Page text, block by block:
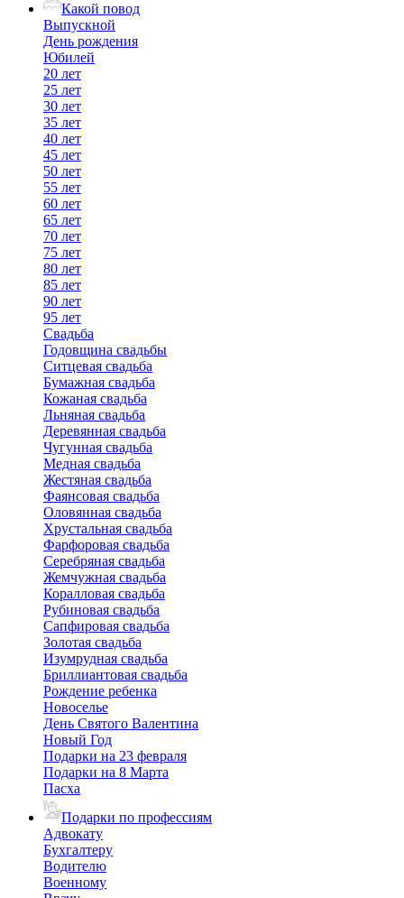
Какой повод
Выпускной
День рождения
Юбилей
20 лет
25 лет
30 лет
35 лет
40 лет
45 лет
50 лет
55 лет
60 лет
65 лет
70 лет
75 лет
80 лет
85 лет
90 лет
95 лет
Свадьба
Годовщина свадьбы
Ситцевая свадьба
Бумажная свадьба
Кожаная свадьба
Льняная свадьба
Деревянная свадьба
Чугунная свадьба
Медная свадьба
Жестяная свадьба
Фаянсовая свадьба
Оловянная свадьба
Хрустальная свадьба
Фарфоровая свадьба
Серебряная свадьба
Жемчужная свадьба
Коралловая свадьба
Рубиновая свадьба
Сапфировая свадьба
Золотая свадьба
Изумрудная свадьба
Бриллиантовая свадьба
Рождение ребенка
Новоселье
День Святого Валентина
Новый Год
Подарки на 23 февраля
Подарки на 8 Марта
Пасха
Подарки по профессиям
Адвокату
Бухгалтеру
Водителю
Военному